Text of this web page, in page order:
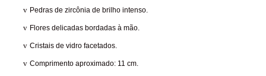
v Pedras de zircônia de brilho intenso.
v Flores delicadas bordadas à mão.
v Cristais de vidro facetados.
v Comprimento aproximado: 11 cm.